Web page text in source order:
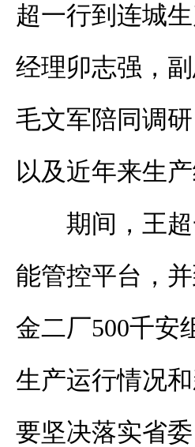
超一行到连城
经理卯志强，
毛文军陪同调
以及近年来生
期间，王
能管控平台，
金二厂500千安
生产运行情况
要坚决落实省